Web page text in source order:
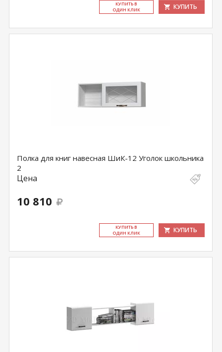
КУ­ПИТЬ В
ОДИН КЛИК
КУПИТЬ
Полка для книг навесная ШиК-12 Уголок школьника
2
Цена
10 810
КУ­ПИТЬ В
ОДИН КЛИК
КУПИТЬ